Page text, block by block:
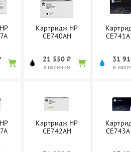
Картридж HP
CE740AH
21 550 ₽
в наличии
31
в
Картридж HP
CE742AH